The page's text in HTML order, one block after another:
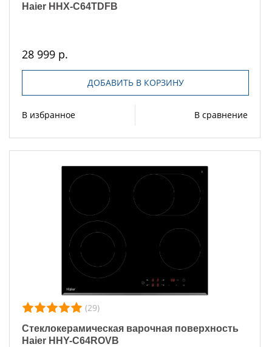
Haier HHX-C64TDFB
28 999 р.
ДОБАВИТЬ В КОРЗИНУ
В избранное В сравнение
(29)
Стеклокерамическая варочная поверхность
Haier HHY-C64ROVB